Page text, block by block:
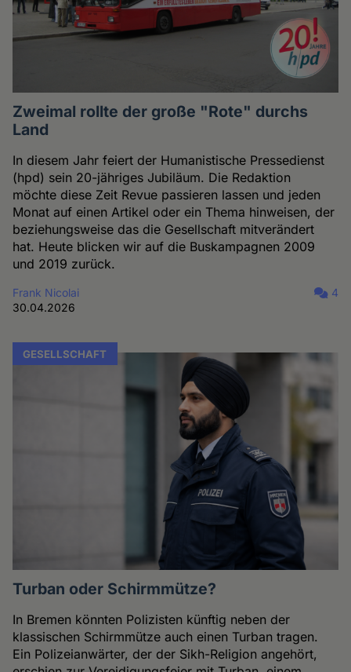
Zweimal rollte der große "Rote" durchs
Land
In diesem Jahr feiert der Humanistische Pressedienst
(hpd) sein 20-jähriges Jubiläum. Die Redaktion
möchte diese Zeit Revue passieren lassen und jeden
Monat auf einen Artikel oder ein Thema hinweisen, der
beziehungsweise das die Gesellschaft mitverändert
hat. Heute blicken wir auf die Buskampagnen 2009
und 2019 zurück.
Frank Nicolai
30.04.2026
4
GESELLSCHAFT
Turban oder Schirmmütze?
In Bremen könnten Polizisten künftig neben der
klassischen Schirmmütze auch einen Turban tragen.
Ein Polizeianwärter, der der Sikh-Religion angehört,